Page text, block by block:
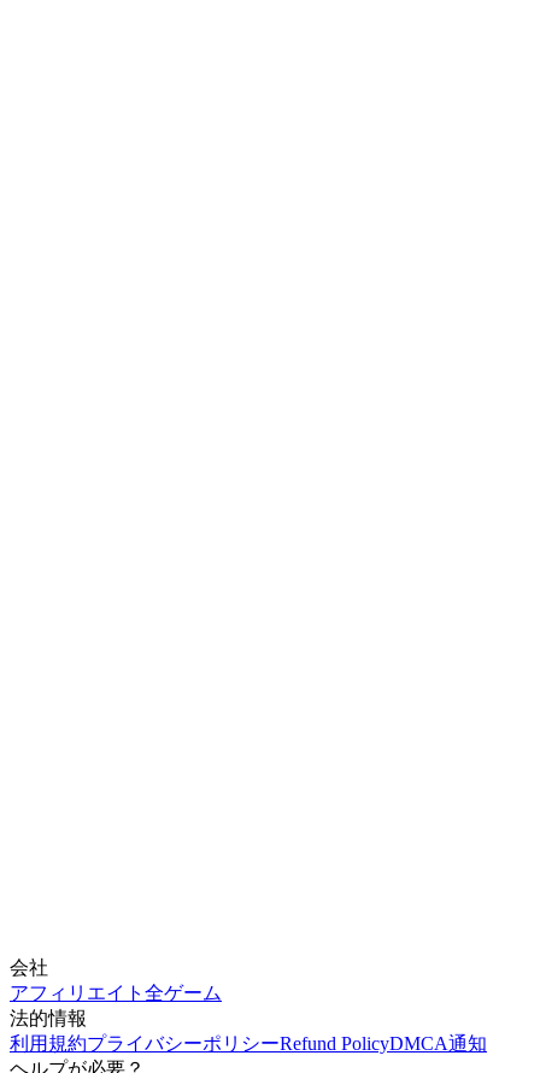
会社
アフィリエイト 全ゲーム
法的情報
利用規約プライバシーポリシーRefund PolicyDMCA通知